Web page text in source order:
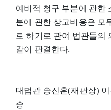
예비적 청구 부분에 관한
분에 관한 상고비용은 모
로 하기로 관여 법관들의
같이 판결한다.
대법관 송진훈(재판장)
승